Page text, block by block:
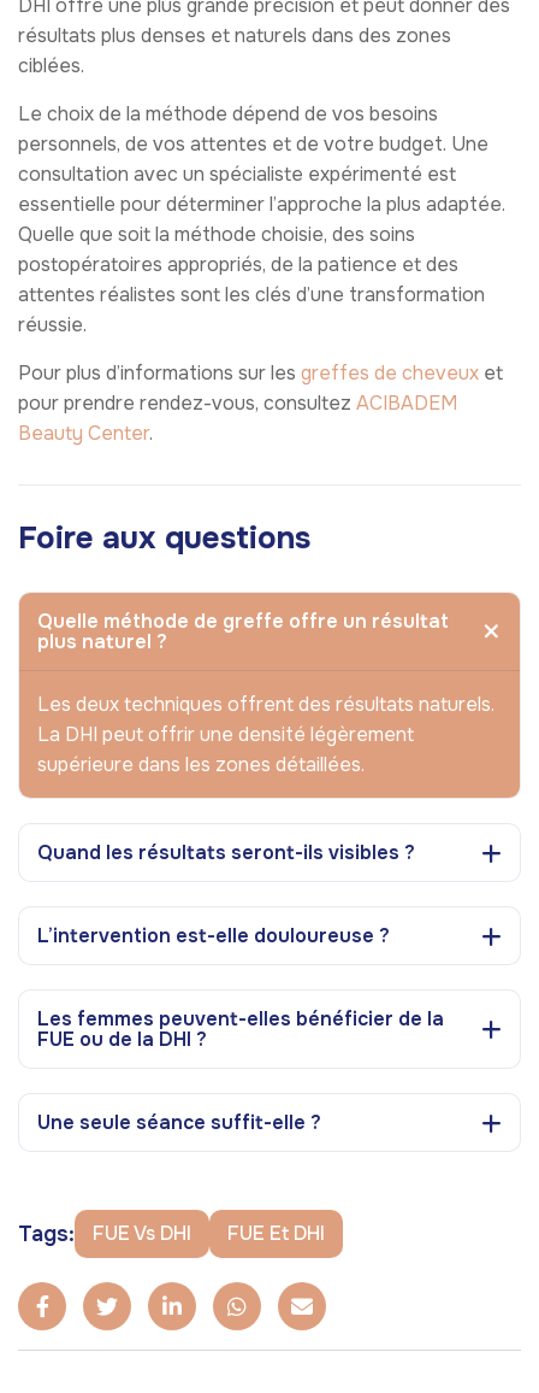
DHI offre une plus grande précision et peut donner des
résultats plus denses et naturels dans des zones
ciblées.
Le choix de la méthode dépend de vos besoins
personnels, de vos attentes et de votre budget. Une
consultation avec un spécialiste expérimenté est
essentielle pour déterminer l’approche la plus adaptée.
Quelle que soit la méthode choisie, des soins
postopératoires appropriés, de la patience et des
attentes réalistes sont les clés d’une transformation
réussie.
Pour plus d’informations sur les greffes de cheveux et
pour prendre rendez-vous, consultez ACIBADEM
Beauty Center.
Foire aux questions
Quelle méthode de greffe offre un résultat
plus naturel ?
Les deux techniques offrent des résultats naturels.
La DHI peut offrir une densité légèrement
supérieure dans les zones détaillées.
Quand les résultats seront-ils visibles ?
L’intervention est-elle douloureuse ?
Les femmes peuvent-elles bénéficier de la
FUE ou de la DHI ?
Une seule séance suffit-elle ?
Tags: FUE Vs DHI FUE Et DHI